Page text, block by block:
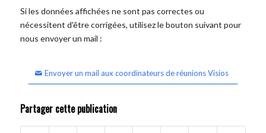
Si les données affichées ne sont pas correctes ou
nécessitent d'être corrigées, utilisez le bouton suivant pour
nous envoyer un mail :
Envoyer un mail aux coordinateurs de réunions Visios
Partager cette publication